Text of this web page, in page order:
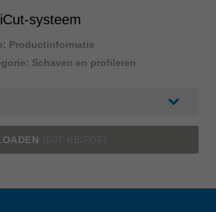
systeem
Productinformatie
Schaven en profileren